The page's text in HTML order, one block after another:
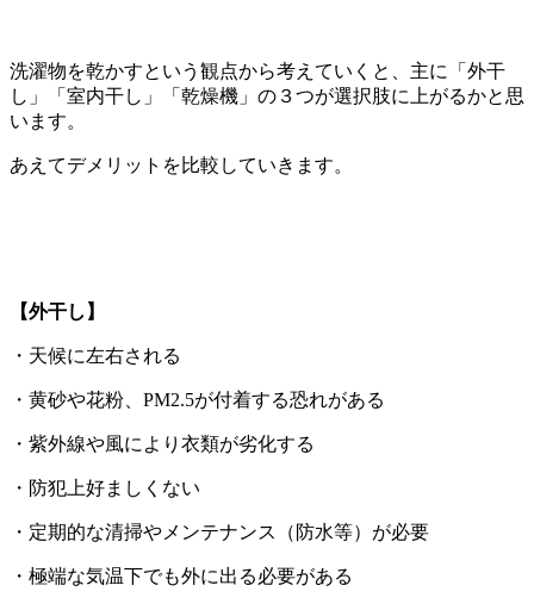
洗濯物を乾かすという観点から考えていくと、主に「外干
し」「室内干し」「乾燥機」の３つが選択肢に上がるかと思
います。
あえてデメリットを比較していきます。
【外干し】
・天候に左右される
・黄砂や花粉、PM2.5が付着する恐れがある
・紫外線や風により衣類が劣化する
・防犯上好ましくない
・定期的な清掃やメンテナンス（防水等）が必要
・極端な気温下でも外に出る必要がある